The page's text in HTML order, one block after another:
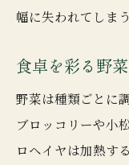
幅に失われてしま
食卓を彩る野
野菜は種類ごとに
ブロッコリーや小
ロヘイヤは加熱す